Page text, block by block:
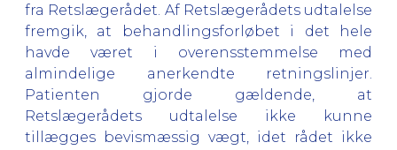
fra Retslægerådet. Af Retslægerådets udtalelse
fremgik, at behandlingsforløbet i det hele
havde været i overensstemmelse med
almindelige anerkendte retningslinjer.
Patienten gjorde gældende, at
Retslægerådets udtalelse ikke kunne
tillægges bevismæssig vægt, idet rådet ikke